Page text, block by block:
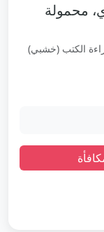
محمولة
الكتب (خشبي)